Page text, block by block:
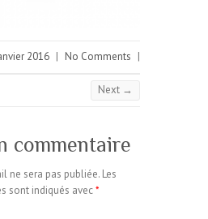
2016 | No Comments |
Next →
commentaire
ne sera pas publiée. Les
sont indiqués avec*